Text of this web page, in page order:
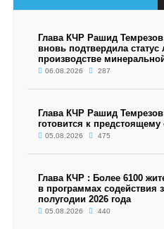
Глава КЧР Рашид
вновь подтвердила
производстве
06.08.2026 287
Глава КЧР Рашид
готовится к
05.08.2026 475
Глава КЧР : Более 6100
в программах содействия
полугодии 2026 года
05.08.2026 440